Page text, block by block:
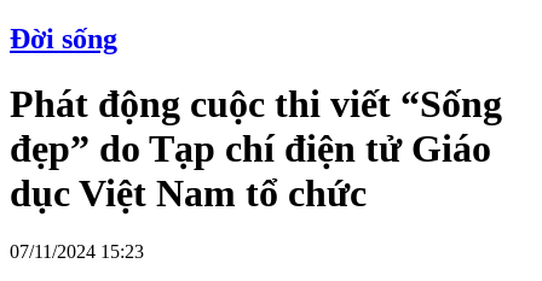
Đời sống
Phát động cuộc thi viết “Sống
đẹp” do Tạp chí điện tử Giáo
dục Việt Nam tổ chức
07/11/2024 15:23